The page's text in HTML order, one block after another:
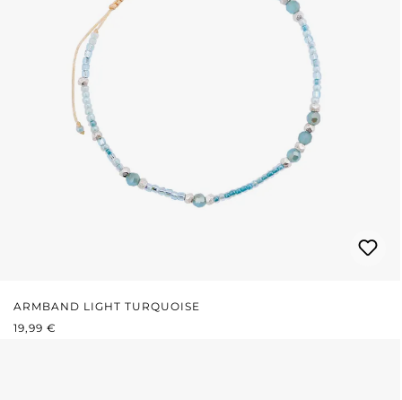
ARMBAND LIGHT TURQUOISE
REGULÄRER PREIS:
19,99 €